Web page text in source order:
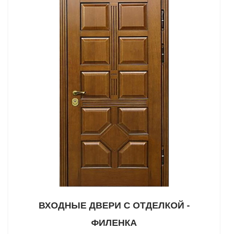
ВХОДНЫЕ ДВЕРИ С ОТДЕЛКОЙ -
ФИЛЕНКА